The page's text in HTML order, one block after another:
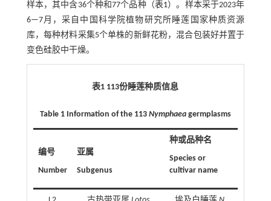
样本，其中含36个种和77个品种（表1）。样本采于2023年
6—7月，采自中国科学院植物研究所睡莲国家种质资源
库，每种材料采集5个单株的新鲜花粉，混合包装好并置于
变色硅胶中干燥。
表1 113份睡莲种质信息
Table 1 Information of the 113 Nymphaeagermplasms
编号
Number
亚属
Subgenus
种或品种名
Species or
cultivar name